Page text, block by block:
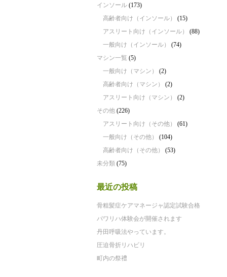
インソール (173)
高齢者向け（インソール）
(15)
アスリート向け（インソール）
(88)
一般向け（インソール）
(74)
マシン一覧 (5)
一般向け（マシン）
(2)
高齢者向け（マシン）
(2)
アスリート向け（マシン）
(2)
その他 (226)
アスリート向け（その他）
(61)
一般向け（その他）
(104)
高齢者向け（その他）
(53)
未分類 (75)
最近の投稿
骨粗髪症ケアマネージャ認定試験合格
パワリハ体験会が開催されます
丹田呼吸法やっています。
圧迫骨折リハビリ
町内の祭禮